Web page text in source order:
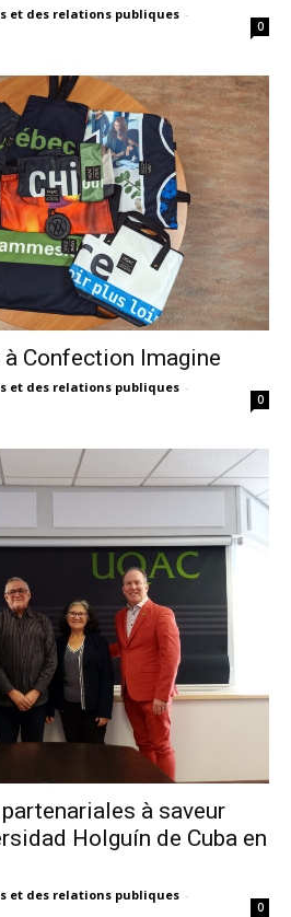
et des relations publiques -
0
à Confection Imagine
et des relations publiques -
0
à saveur
Holguín de Cuba en
et des relations publiques -
0